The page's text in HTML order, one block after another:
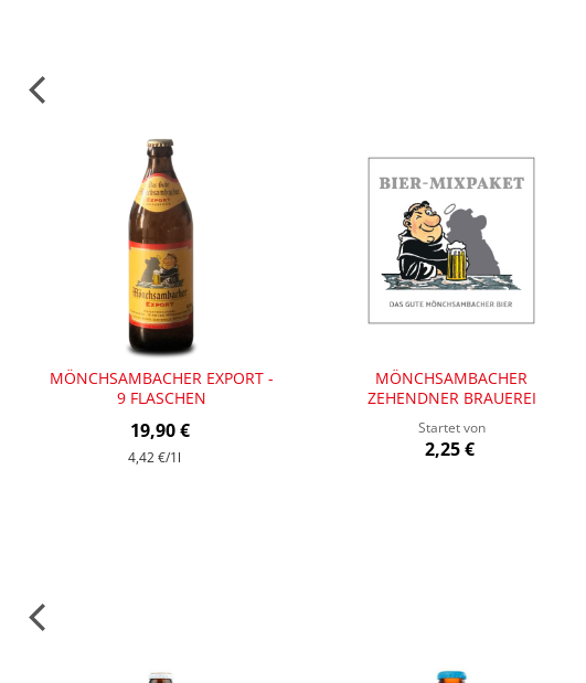
MÖNCHSAMBACHER EXPORT -
9 FLASCHEN
19,90 €
4,42 €/1l
MÖNCHSAMBACHER
ZEHENDNER BRAUEREI
MIXPAKET
Startet von
2,25 €